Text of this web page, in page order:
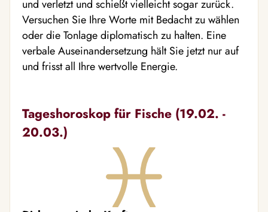
und verletzt und schießt vielleicht sogar zurück.
Versuchen Sie Ihre Worte mit Bedacht zu wählen
oder die Tonlage diplomatisch zu halten. Eine
verbale Auseinandersetzung hält Sie jetzt nur auf
und frisst all Ihre wertvolle Energie.
Tageshoroskop für Fische (19.02. -
20.03.)